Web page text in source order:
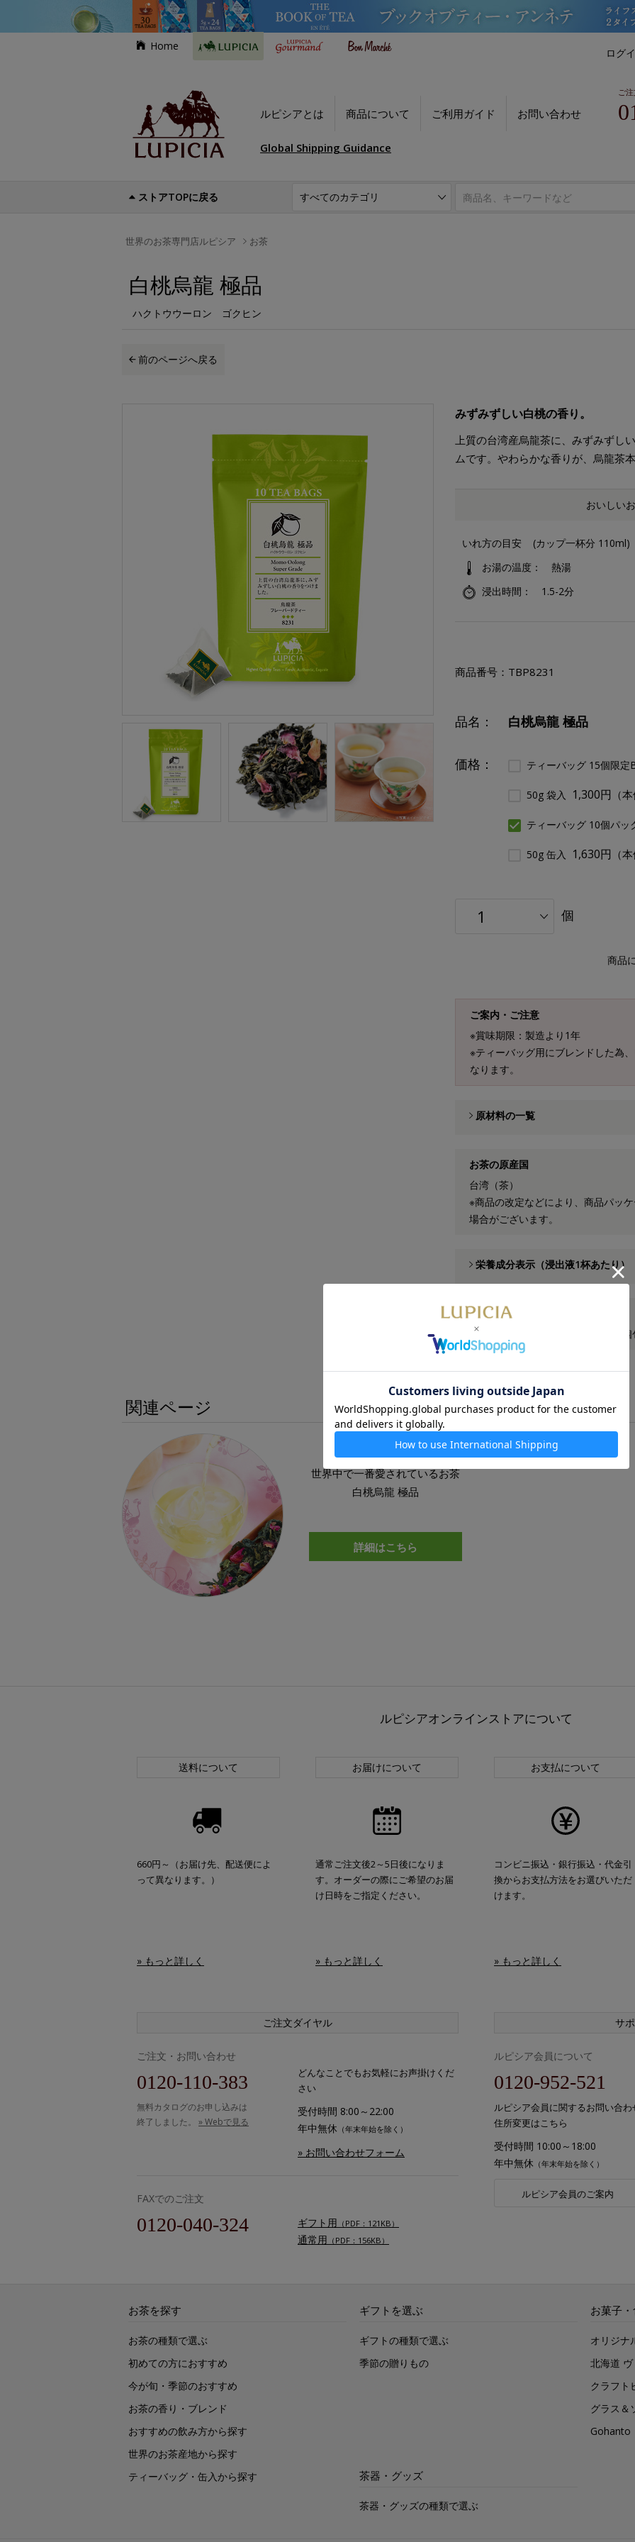
Home
ログ
ルピシアとは 商品について ご利用ガイド お問い合わせ
ご
Global Shipping Guidance
ストアTOPに戻る
世界のお茶専門店ルピシア お茶
白桃烏龍 極品
ハクトウウーロン ゴクヒン
前のページへ戻る
みずみずしい白桃の香り。
上質の台湾産烏龍茶に、みずみずし
ムです。やわらかな香りが、烏龍茶
おいしい
いれ方の目安
(カップ一杯分 110ml)
お湯の温度
熱湯
浸出時間
1.5-2分
商品番号： TBP8231
品名： 白桃烏龍 極品
価格： ティーバッグ 15個限定
50g 袋入 1,300円 （
ティーバッグ 10個パッ
50g 缶入 1,630円 （
個
商品
ご案内・ご注意
※賞味期限：製造より1年
※ティーバッグ用にブレンドした為
なります。
原材料の一覧
お茶の原産国
台湾（茶）
※商品の改定などにより、商品パッ
場合がございます。
栄養成分表示（浸出液1杯あたり）
商品仕様
■内容量／2gティーバッグ×10個（個
関連ページ
世界中で一番愛されているお茶
白桃烏龍 極品
詳細はこちら
ルピシアオンラインストアについて
送料について
660円～（お届け先、配送便によ
って異なります。）
» もっと詳しく
お届けについて
通常ご注文後2～5日後になりま
す。オーダーの際にご希望のお届
け日時をご指定ください。
» もっと詳しく
お支払について
コンビニ振込・銀行振込・代金引
換からお支払方法をお選びいただ
けます。
» もっと詳しく
ご注文ダイヤル
ご注文・お問い合わせ
0120-110-383
無料カタログのお申し込みは
終了しました。 » Webで見る
どんなことでもお気軽にお声掛けくだ
さい
受付時間 8:00～22:00
年中無休 （年末年始を除く）
» お問い合わせフォーム
FAXでのご注文
0120-040-324 ギフト用 （PDF：121KB）
通常用 （PDF：156KB）
サ
ルピシア会員について
0120-952-521
ルピシア会員に関するお問い合わ
住所変更はこちら
受付時間 10:00～18:00
年中無休 （年末年始を除く）
ルピシア会員のご案内
お茶を探す
お茶の種類で選ぶ
初めての方におすすめ
今が旬・季節のおすすめ
お茶の香り・ブレンド
おすすめの飲み方から探す
世界のお茶産地から探す
ティーバッグ・缶入から探す
ギフトを選ぶ
ギフトの種類で選ぶ
季節の贈りもの
お菓子
オリジナ
北海道
クラフト
グラス＆
Gohanto
茶器・グッズ
茶器・グッズの種類で選ぶ